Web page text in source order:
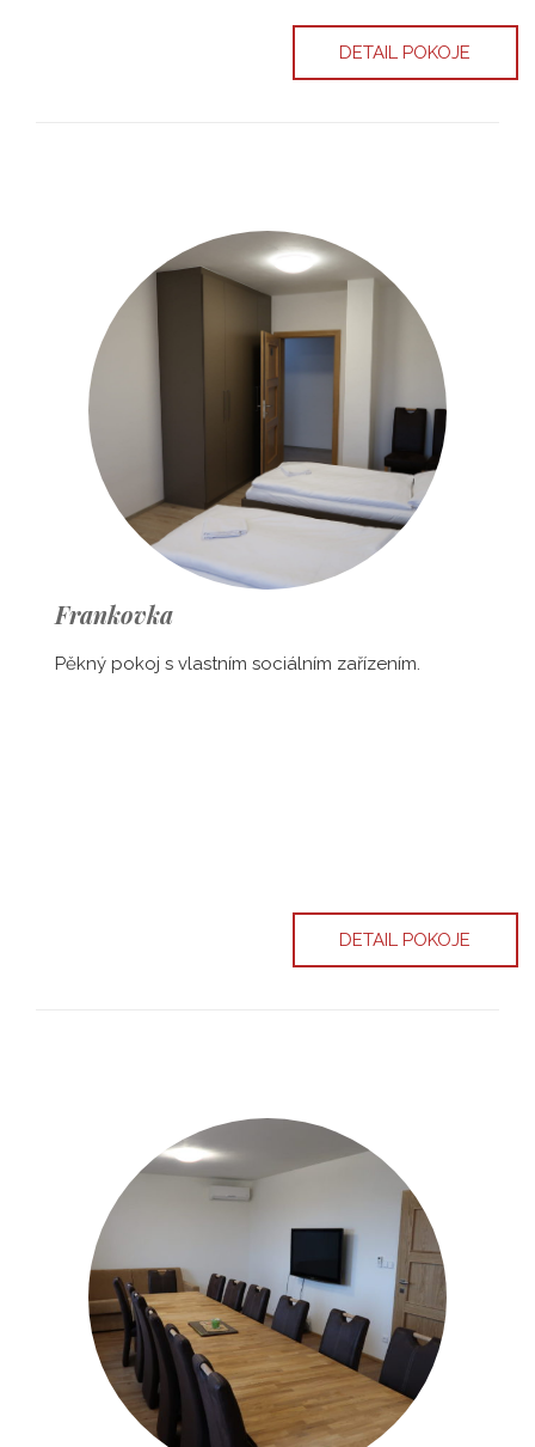
DETAIL POKOJE
Frankovka
Pěkný pokoj s vlastním sociálním zařízením.
DETAIL POKOJE